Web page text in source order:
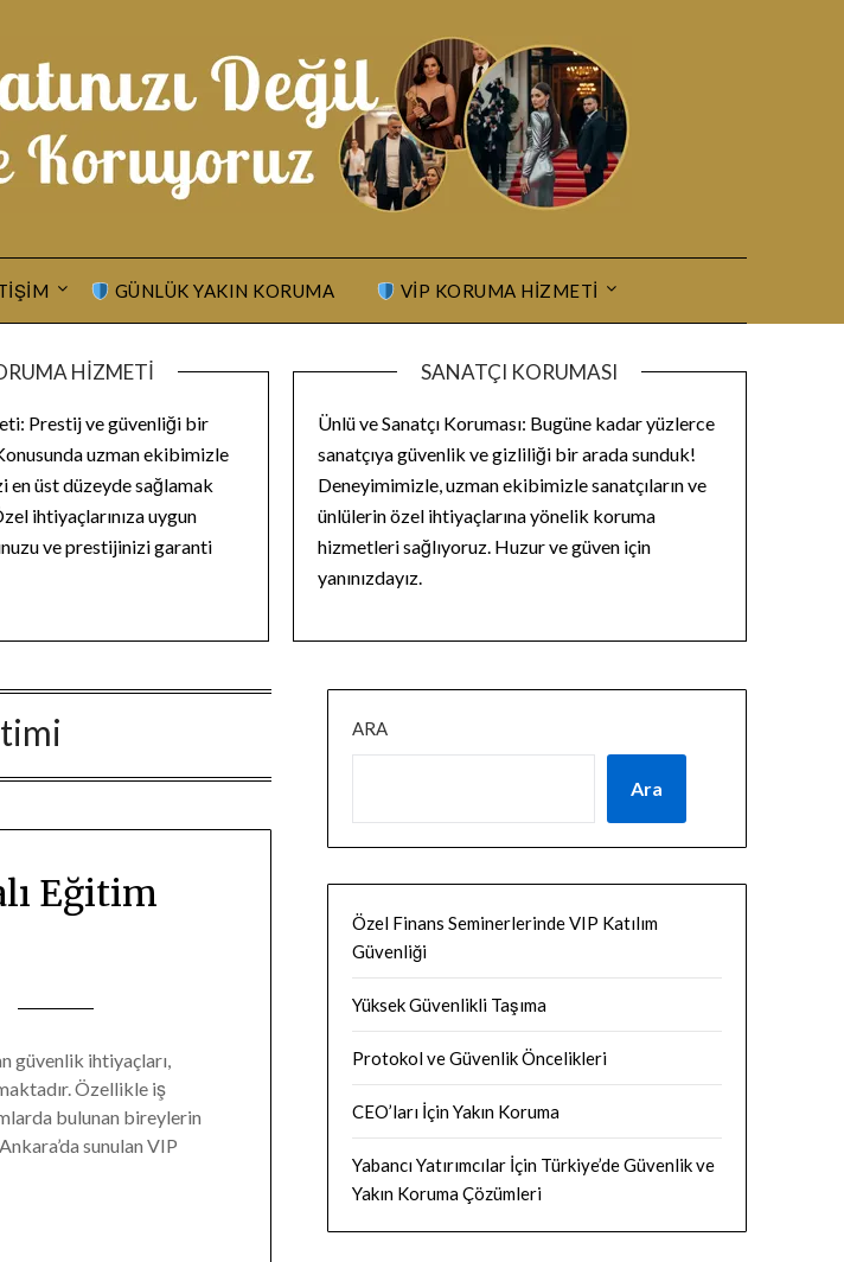
GÜNLÜK YAKIN KORUMA VIP KORUMA HIZMETI
HIZMETI
Prestij ve güvenliği bir
uzman ekibimizle
en üst düzeyde sağlamak
ihtiyaçlarınıza uygun
ve prestijinizi garanti
SANATÇI KORUMASI
Ünlü ve Sanatçı Koruması: Bugüne kadar yüzlerce
sanatçıya güvenlik ve gizliliği bir arada sunduk!
Deneyimimizle, uzman ekibimizle sanatçıların ve
ünlülerin özel ihtiyaçlarına yönelik koruma
hizmetleri sağlıyoruz. Huzur ve güven için
yanınızdayız.
Eğitim
güvenlik ihtiyaçları,
Özellikle iş
bulunan bireylerin
sunulan VIP
ARA
Ara
Özel Finans Seminerlerinde VIP Katılım
Güvenliği
Yüksek Güvenlikli Taşıma
Protokol ve Güvenlik Öncelikleri
CEO’ları İçin Yakın Koruma
Yabancı Yatırımcılar İçin Türkiye’de Güvenlik ve
Yakın Koruma Çözümleri